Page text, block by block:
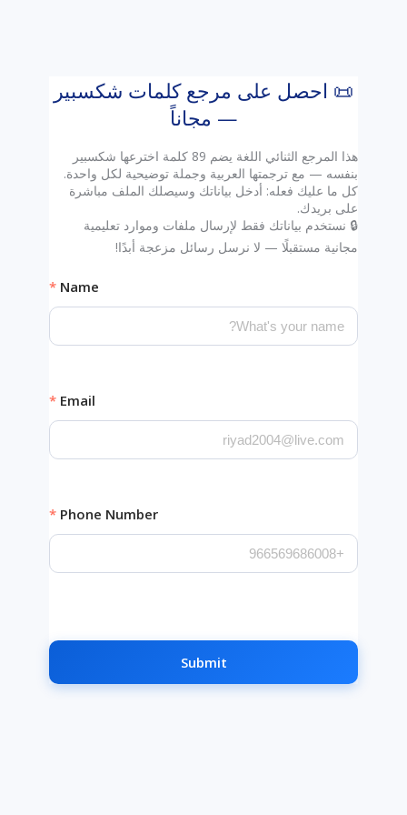
📜 احصل على مرجع كلمات شكسبير
— مجاناً
هذا المرجع الثنائي اللغة يضم 89 كلمة اخترعها شكسبير
كل ما عليك فعله: أدخل بياناتك وسيصلك الملف مباشرة
🔒 نستخدم بياناتك فقط لإرسال ملفات وموارد تعليمية
مجانية مستقبلًا — لا نرسل رسائل مزعجة أبدًا!
Name
Email
Phone Number
Submit